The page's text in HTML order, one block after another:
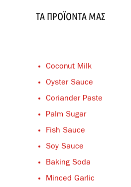
ΤΑ ΠΡΟΪΌΝΤΑ ΜΑΣ
Coconut Milk
Oyster Sauce
Coriander Paste
Palm Sugar
Fish Sauce
Soy Sauce
Baking Soda
Minced Garlic